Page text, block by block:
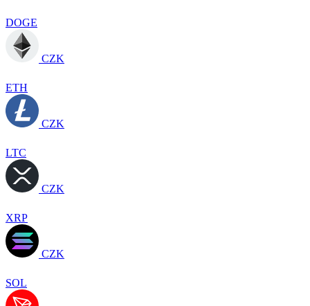
DOGE
CZK
ETH
CZK
LTC
CZK
XRP
CZK
SOL